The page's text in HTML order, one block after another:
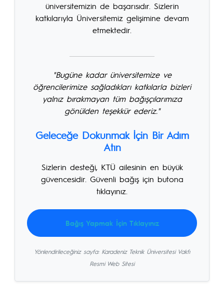
üniversitemizin de başarısıdır. Sizlerin
katkılarıyla Üniversitemiz gelişimine devam
etmektedir.
"Bugüne kadar üniversitemize ve
öğrencilerimize sağladıkları katkılarla bizleri
yalnız bırakmayan tüm bağışçılarımıza
gönülden teşekkür ederiz."
Geleceğe Dokunmak İçin Bir Adım
Atın
Sizlerin desteği, KTÜ ailesinin en büyük
güvencesidir. Güvenli bağış için butona
tıklayınız.
Bağış Yapmak İçin Tıklayınız
Yönlendirileceğiniz sayfa: Karadeniz Teknik Üniversitesi Vakfı
Resmi Web Sitesi